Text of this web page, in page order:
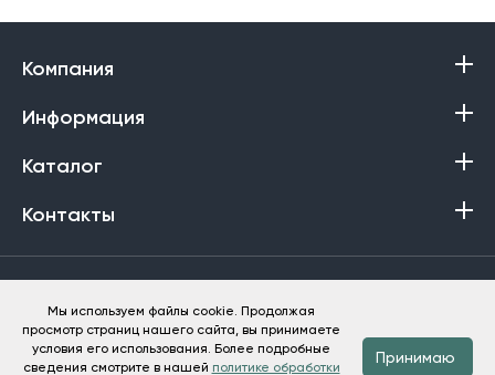
Компания
Информация
Каталог
Контакты
Баракат-Текс © 2013-2026
Мы используем файлы cookie. Продолжая
просмотр страниц нашего сайта, вы принимаете
условия его использования. Более подробные
сведения смотрите в нашей политике обработки
Принимаю